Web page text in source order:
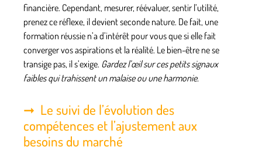
financière. Cependant, mesurer, réévaluer, sentir l’utilité,
prenez ce réflexe, il devient seconde nature. De fait, une
formation réussie n’a d’intérêt pour vous que si elle fait
converger vos aspirations et la réalité. Le bien-être ne se
transige pas, il s’exige. Gardez l’œil sur ces petits signaux
faibles qui trahissent un malaise ou une harmonie.
Le suivi de l’évolution des
compétences et l’ajustement aux
besoins du marché